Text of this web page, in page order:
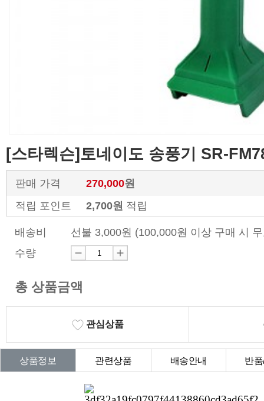
[스타렉슨]토네이도 송풍기 SR-
판매 가격 270,000원
적립 포인트
2,700원 적립
배송비
선불 3,000원 (100,000원 이상 구매 시
수량
총 상품금액
관심상품
상품정보 관련상품 배송안내 반